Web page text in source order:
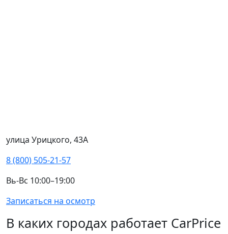
улица Урицкого, 43А
8 (800) 505-21-57
Вь-Вс 10:00–19:00
Записаться на осмотр
В каких городах работает CarPrice